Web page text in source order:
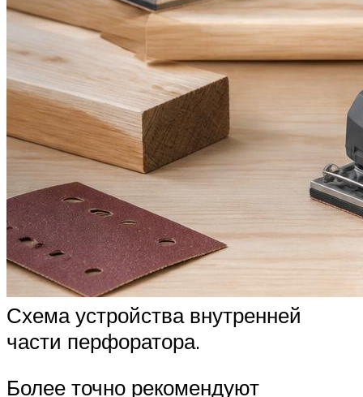
Схема устройства внутренней
части перфоратора.
Более точно рекомендуют